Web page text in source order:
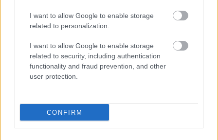
I want to allow Google to enable storage
related to personalization.
I want to allow Google to enable storage
related to security, including authentication
functionality and fraud prevention, and other
user protection.
CONFIRM
Για περισσότερα δεςεδώ.